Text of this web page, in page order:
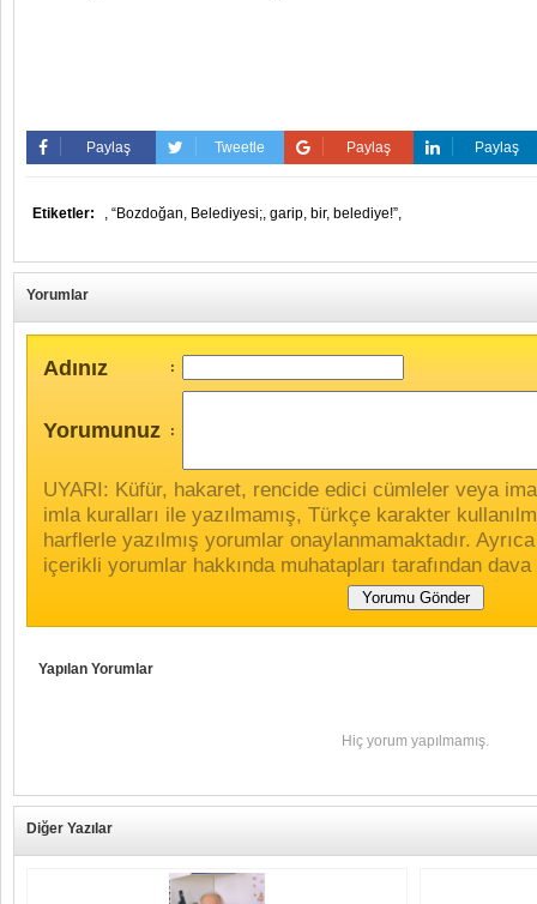
Paylaş Tweetle Paylaş Paylaş
Etiketler: , “Bozdoğan, Belediyesi;, garip, bir, belediye!”,
Yorumlar
Adınız :
Yorumunuz :
UYARI: Küfür, hakaret, rencide edici cümleler veya
imla kuralları ile yazılmamış, Türkçe karakter
harflerle yazılmış yorumlar onaylanmamaktadır.
içerikli yorumlar hakkında muhatapları tarafından
Yapılan Yorumlar
Hiç yorum yapılmamış.
Diğer Yazılar